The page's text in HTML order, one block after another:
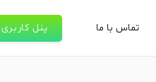
تماس با ما پنل کاربری